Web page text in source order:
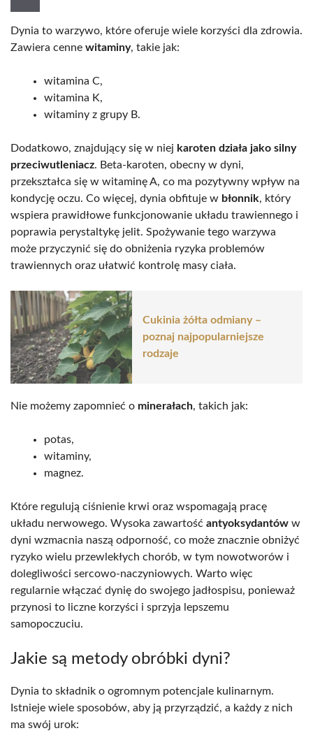
Dynia to warzywo, które oferuje wiele korzyści dla zdrowia.
Zawiera cenne witaminy, takie jak:
witamina C,
witamina K,
witaminy z grupy B.
Dodatkowo, znajdujący się w niej karoten działa jako silny
przeciwutleniacz. Beta-karoten, obecny w dyni,
przekształca się w witaminę A, co ma pozytywny wpływ na
kondycję oczu. Co więcej, dynia obfituje w błonnik, który
wspiera prawidłowe funkcjonowanie układu trawiennego i
poprawia perystaltykę jelit. Spożywanie tego warzywa
może przyczynić się do obniżenia ryzyka problemów
trawiennych oraz ułatwić kontrolę masy ciała.
Cukinia żółta odmiany –
poznaj najpopularniejsze
rodzaje
Nie możemy zapomnieć o minerałach, takich jak:
potas,
witaminy,
magnez.
Które regulują ciśnienie krwi oraz wspomagają pracę
układu nerwowego. Wysoka zawartość antyoksydantów w
dyni wzmacnia naszą odporność, co może znacznie obniżyć
ryzyko wielu przewlekłych chorób, w tym nowotworów i
dolegliwości sercowo-naczyniowych. Warto więc
regularnie włączać dynię do swojego jadłospisu, ponieważ
przynosi to liczne korzyści i sprzyja lepszemu
samopoczuciu.
Jakie są metody obróbki dyni?
Dynia to składnik o ogromnym potencjale kulinarnym.
Istnieje wiele sposobów, aby ją przyrządzić, a każdy z nich
ma swój urok: